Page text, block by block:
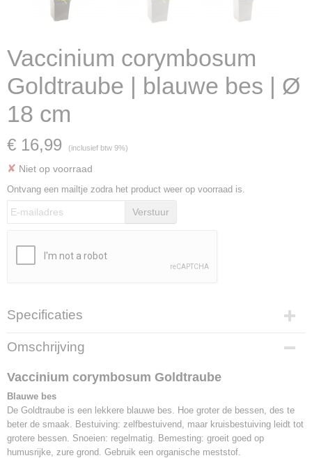
Vaccinium corymbosum
Goldtraube | blauwe bes | Ø
18 cm
€ 16,99 (inclusief btw 9%)
✘ Niet op voorraad
Ontvang een mailtje zodra het product weer op voorraad is.
Verstuur
Specificaties
Productcode
F1633
EAN code
Bruto gewicht
5,00 Kg
Hoogte
50-60 cm (inclusief pot)
Omschrijving
Vaccinium corymbosum Goldtraube
Blauwe bes
De Goldtraube is een lekkere blauwe bes. Hoe groter de bessen, des te
beter de smaak. Bestuiving: zelfbestuivend, maar kruisbestuiving leidt tot
grotere bessen. Snoeien: regelmatig. Bemesting: groeit goed op
humusrijke, zure grond. Gebruik een organische meststof.